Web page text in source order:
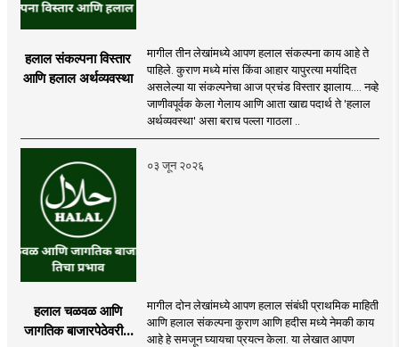
हलाल संकल्पना विस्तार
आणि हलाल अर्थव्यवस्था
मागील तीन लेखांमध्ये आपण हलाल संकल्पना काय आहे ते
पाहिले. कुराण मध्ये मांस किंवा आहार यापुरत्या मर्यादित
असलेल्या या संकल्पनेचा आज प्रचंड विस्तार झालाय.... नव्हे
जाणीवपूर्वक केला गेलाय आणि आता खाद्य पदार्थ ते 'हलाल
अर्थव्यवस्था' असा बराच पल्ला गाठला ..
०३ जून २०२६
हलाल चळवळ आणि
जागतिक बाजारपेठेवरील
मागील दोन लेखांमध्ये आपण हलाल संबंधी प्राथमिक माहिती
आणि हलाल संकल्पना कुराण आणि हदीस मध्ये नेमकी काय
आहे हे समजून घ्यायचा प्रयत्न केला. या लेखात आपण